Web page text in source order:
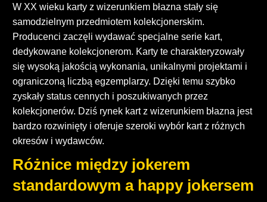
W XX wieku karty z wizerunkiem błazna stały się
samodzielnym przedmiotem kolekcjonerskim.
Producenci zaczęli wydawać specjalne serie kart,
dedykowane kolekcjonerom. Karty te charakteryzowały
się wysoką jakością wykonania, unikalnymi projektami i
ograniczoną liczbą egzemplarzy. Dzięki temu szybko
zyskały status cennych i poszukiwanych przez
kolekcjonerów. Dziś rynek kart z wizerunkiem błazna jest
bardzo rozwinięty i oferuje szeroki wybór kart z różnych
okresów i wydawców.
Różnice między jokerem
standardowym a happy jokersem